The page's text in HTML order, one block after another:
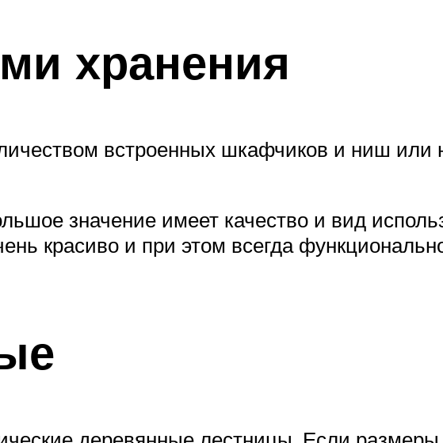
хранения
встроенных шкафчиков и ниш или
значение имеет качество и вид
красиво и при этом всегда